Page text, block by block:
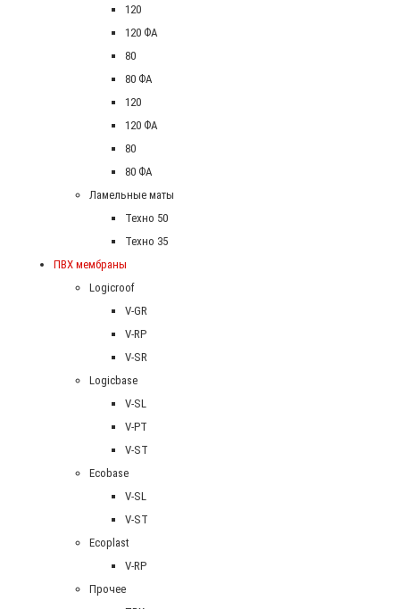
120
120 ФА
80
80 ФА
120
120 ФА
80
80 ФА
Ламельные маты
Техно 50
Техно 35
ПВХ мембраны
Logicroof
V-GR
V-RP
V-SR
Logicbase
V-SL
V-PT
V-ST
Ecobase
V-SL
V-ST
Ecoplast
V-RP
Прочее